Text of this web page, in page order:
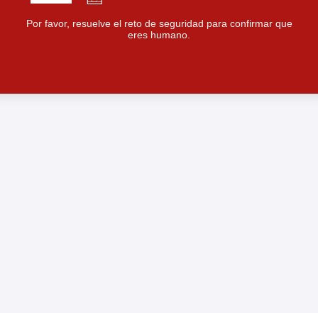
Por favor, resuelve el reto de seguridad para confirmar que
eres humano.